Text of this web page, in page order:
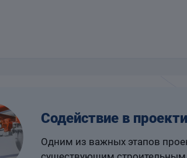
Содействие в
Одним из важных этапов